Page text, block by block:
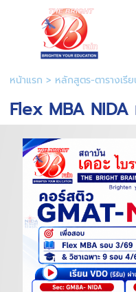
หน้าแรก > หลักสูตร-ตารางเรี
Flex MBA